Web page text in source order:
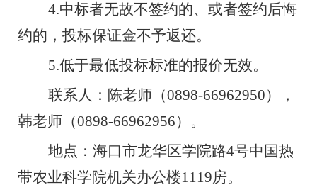
4.中标者无故不签约的、或者签约后悔
约的，投标保证金不予返还。
5.低于最低投标标准的报价无效。
联系人：陈老师（0898-66962950），
韩老师（0898-66962956）。
地点：海口市龙华区学院路4号中国热
带农业科学院机关办公楼1119房。